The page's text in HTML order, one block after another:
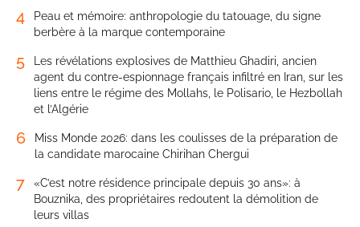
4
Peau et mémoire: anthropologie du tatouage, du signe
berbère à la marque contemporaine
5
Les révélations explosives de Matthieu Ghadiri, ancien
agent du contre-espionnage français infiltré en Iran, sur les
liens entre le régime des Mollahs, le Polisario, le Hezbollah
et l’Algérie
6
Miss Monde 2026: dans les coulisses de la préparation de
la candidate marocaine Chirihan Chergui
7
«C’est notre résidence principale depuis 30 ans»: à
Bouznika, des propriétaires redoutent la démolition de
leurs villas